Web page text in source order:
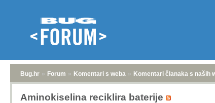
Bug.hr » Forum » Komentari s weba » Komentari članaka s naših
Aminokiselina reciklira baterije